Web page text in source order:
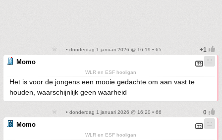
• donderdag 1 januari 2026 @ 16:19 • 65
Momo
WLR en ESF hooligan
Het is voor de jongens een mooie gedachte om aan vast te
houden, waarschijnlijk geen waarheid
• donderdag 1 januari 2026 @ 16:20 • 66
Momo
WLR en ESF hooligan